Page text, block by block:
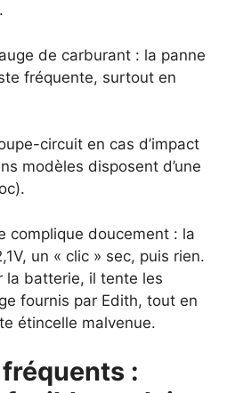
de carburant : la panne
fréquente, surtout en
circuit en cas d’impact
modèles disposent d’une
complique doucement : la
un « clic » sec, puis rien.
la batterie, il tente les
fournis par Edith, tout en
étincelle malvenue.
: